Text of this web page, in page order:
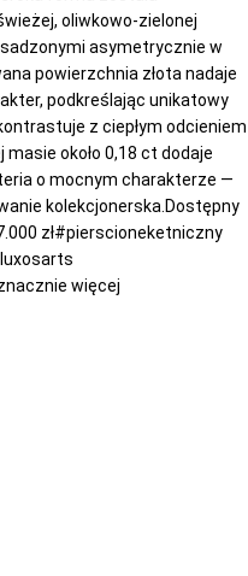
więcej